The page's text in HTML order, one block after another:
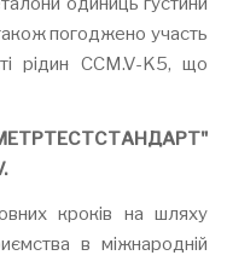
погоджено участь
рідин CCM.V-K5, що
кроків на шляху
в міжнародній